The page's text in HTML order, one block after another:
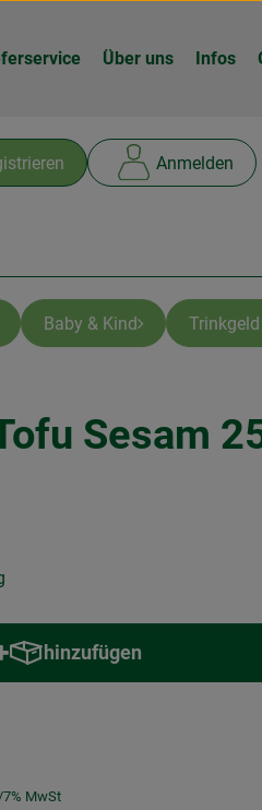
Über uns Infos
Anmelden
Baby & Kind
Sesam
hinzufügen
Produkt zum Warenkorb
7% MwSt